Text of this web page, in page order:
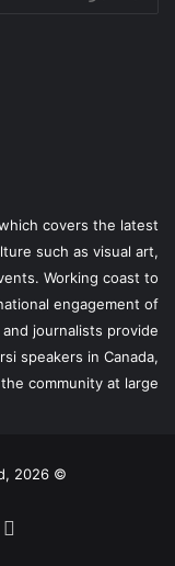
covers the latest
such as visual art,
Working coast to
engagement of
journalists provide
speakers in Canada,
community at large.
© Titre Mag · All Rights Reserved, 2026